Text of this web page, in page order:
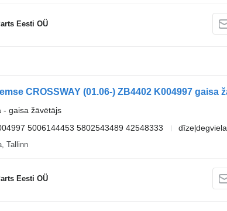
Eesti OÜ
- gaisa žāvētājs
5006144453 5802543489 42548333
dīzeļdegviela
Tallinn
Eesti OÜ